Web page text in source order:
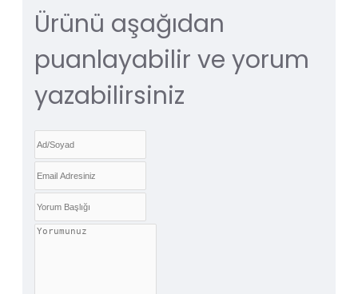
Ürünü aşağıdan
puanlayabilir ve yorum
yazabilirsiniz